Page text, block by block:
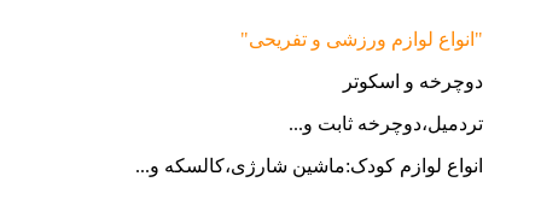
"انواع لوازم ورزشی و تفریحی"
دوچرخه و اسکوتر
تردمیل،دوچرخه ثابت و...
انواع لوازم کودک:ماشین شارژی،کالسکه و...